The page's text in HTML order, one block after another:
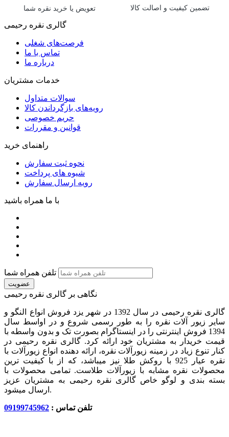
تعویض یا خرید نقره شما تضمین کیفیت و اصالت کالا
گالری نقره رحیمی
فرصت‌های شغلی
تماس با ما
درباره ما
خدمات مشتریان
سوالات متداول
رویه‌های بازگرداندن کالا
حریم خصوصی
قوانین و مقررات
راهنمای خرید
نحوه ثبت سفارش
شیوه های پرداخت
رویه ارسال سفارش
با ما همراه باشید
تلفن همراه شما
عضویت
نگاهی بر گالری نقره رحیمی
گالری نقره رحیمی در سال 1392 در شهر یزد فروش انواع النگو و
سایر زیور آلات نقره را به طور رسمی شروع و در اواسط سال
1394 فروش اینترنتی را در اینستاگرام بصورت تک و بدون واسطه با
قیمت خریدار به مشتریان خود ارائه کرد. گالری نقره رحیمی در
کنار تنوع زیاد در زمینه زیورآلات نقره، ارائه دهنده انواع زیورآلات با
نقره عیار 925 با روکش طلا نیز میباشد، که از با کیفیت‏ ترین
محصولات نقره مشابه با زیورآلات طلاست. تمامی محصولات با
بسته بندی و لوگو خاص گالری نقره رحیمی به مشتریان عزیز
ارسال میشود.
تلفن تماس : 09199745962